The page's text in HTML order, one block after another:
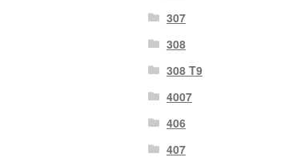
307
308
308 T9
4007
406
407